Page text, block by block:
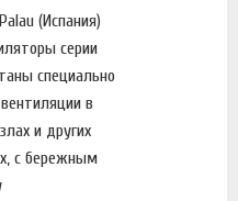
(Испания)
серии
специально
в
и других
с бережным